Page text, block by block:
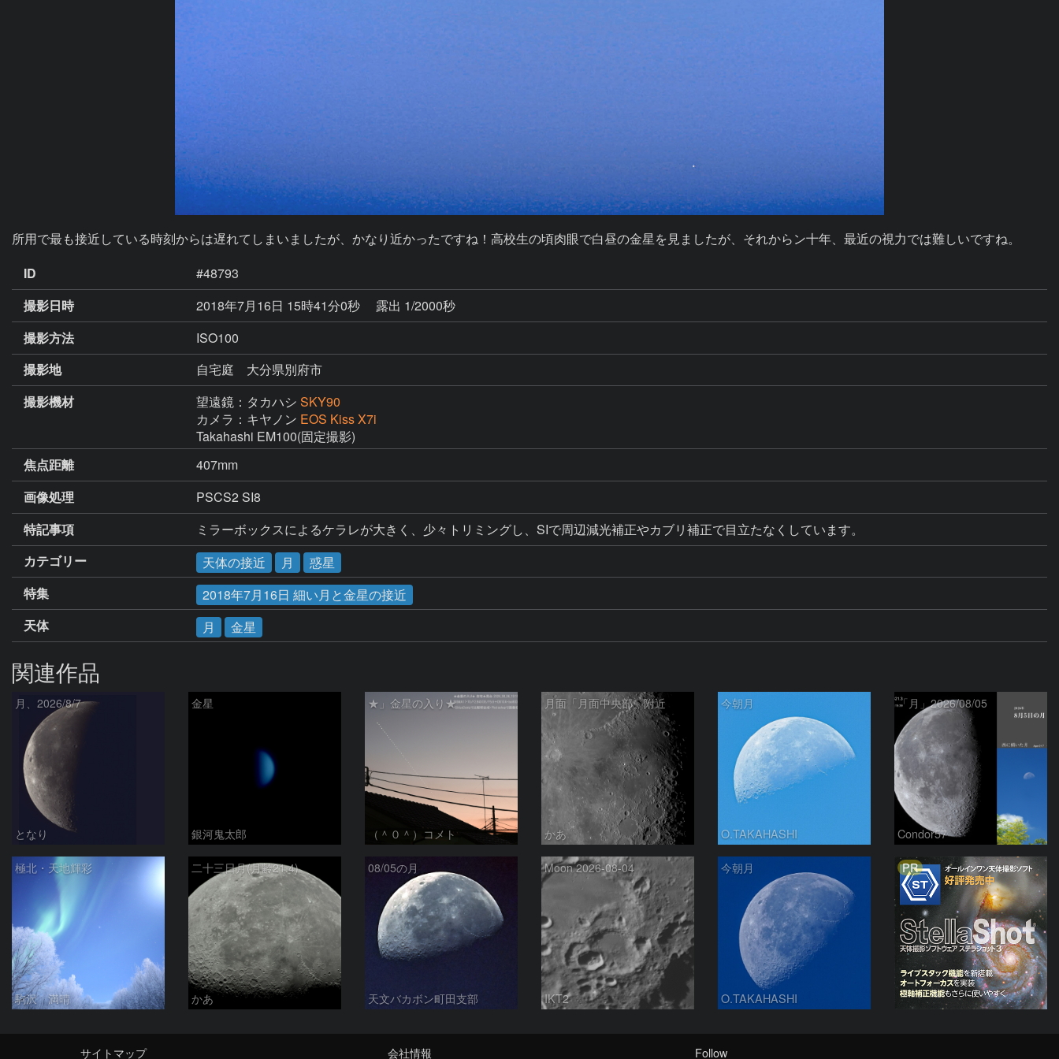
所用で最も接近している時刻からは遅れてしまいましたが、かなり近かったですね！高校生の頃肉眼で白昼の金星を見ましたが、それからン十年、最近の視力では難しいですね。
ID
#48793
撮影日時
2018年7月16日 15時41分0秒
露出 1/2000秒
撮影方法
ISO100
撮影地
自宅庭 大分県別府市
撮影機材
望遠鏡：タカハシ SKY90
カメラ：キヤノン EOS Kiss X7i
Takahashi EM100(固定撮影)
焦点距離
407mm
画像処理
PSCS2 SI8
特記事項
ミラーボックスによるケラレが大きく、少々トリミングし、SIで周辺減光補正やカブリ補正で目立たなくしています。
カテゴリー
天体の接近 月
惑星
特集
2018年7月16日 細い月と金星の接近
天体
月 金星
関連作品
月、2026/8/7
となり
金星
銀河鬼太郎
★」金星の入り★
（＾０＾）コメト
月面「月面中央部」附近
かあ
今朝月
O.TAKAHASHI
「月」2026/08/05
Condor57
極北・天地輝彩
駒沢 満晴
二十三日月(月齢21.4)
かあ
08/05の月
天文バカボン町田支部
Moon 2026-08-04
IKT2
今朝月
O.TAKAHASHI
PR
サイトマップ 会社情報 Follow